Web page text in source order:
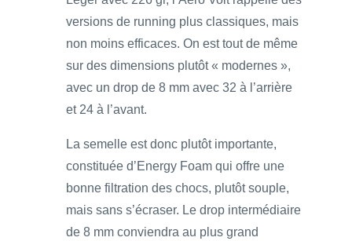
versions de running plus classiques, mais
non moins efficaces. On est tout de même
sur des dimensions plutôt « modernes »,
avec un drop de 8 mm avec 32 à l’arrière
et 24 à l’avant.
La semelle est donc plutôt importante,
constituée d’Energy Foam qui offre une
bonne filtration des chocs, plutôt souple,
mais sans s’écraser. Le drop intermédiaire
de 8 mm conviendra au plus grand